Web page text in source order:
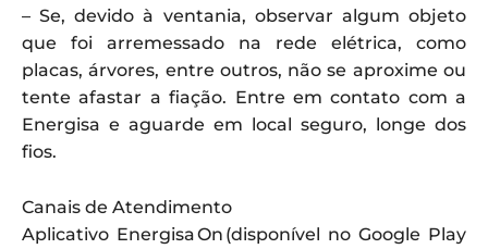
– Se, devido à ventania, observar algum objeto
que foi arremessado na rede elétrica, como
placas, árvores, entre outros, não se aproxime ou
tente afastar a fiação. Entre em contato com a
Energisa e aguarde em local seguro, longe dos
fios.
Canais de Atendimento
Aplicativo Energisa On (disponível no Google Play